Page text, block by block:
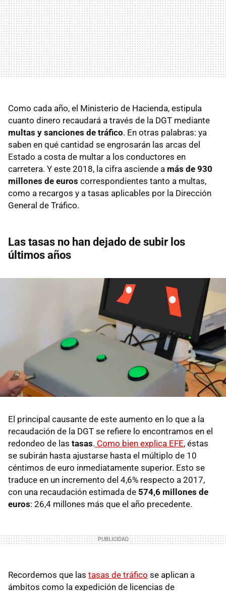
Como cada año, el Ministerio de Hacienda, estipula
cuanto dinero recaudará a través de la DGT mediante
multas y sanciones de tráfico. En otras palabras: ya
saben en qué cantidad se engrosarán las arcas del
Estado a costa de multar a los conductores en
carretera. Y este 2018, la cifra asciende a más de 930
millones de euros correspondientes tanto a multas,
como a recargos y a tasas aplicables por la Dirección
General de Tráfico.
Las tasas no han dejado de subir los
últimos años
El principal causante de este aumento en lo que a la
recaudación de la DGT se refiere lo encontramos en el
redondeo de las tasas. Como bien explica EFE, éstas
se subirán hasta ajustarse hasta el múltiplo de 10
céntimos de euro inmediatamente superior. Esto se
traduce en un incremento del 4,6% respecto a 2017,
con una recaudación estimada de 574,6 millones de
euros: 26,4 millones más que el año precedente.
Recordemos que las tasas de tráfico se aplican a
ámbitos como la expedición de licencias de